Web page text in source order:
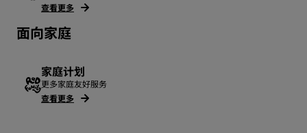
查看更多
面向家庭
家庭计划
更多家庭友好服务
查看更多